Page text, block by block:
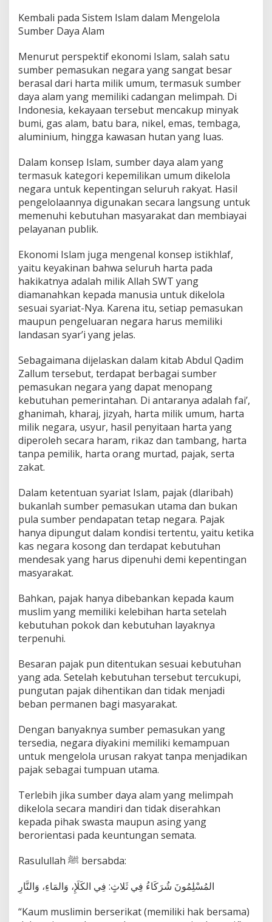
Kembali pada Sistem Islam dalam Mengelola
Sumber Daya Alam
Menurut perspektif ekonomi Islam, salah satu
sumber pemasukan negara yang sangat besar
berasal dari harta milik umum, termasuk sumber
daya alam yang memiliki cadangan melimpah. Di
Indonesia, kekayaan tersebut mencakup minyak
bumi, gas alam, batu bara, nikel, emas, tembaga,
aluminium, hingga kawasan hutan yang luas.
Dalam konsep Islam, sumber daya alam yang
termasuk kategori kepemilikan umum dikelola
negara untuk kepentingan seluruh rakyat. Hasil
pengelolaannya digunakan secara langsung untuk
memenuhi kebutuhan masyarakat dan membiayai
pelayanan publik.
Ekonomi Islam juga mengenal konsep istikhlaf,
yaitu keyakinan bahwa seluruh harta pada
hakikatnya adalah milik Allah SWT yang
diamanahkan kepada manusia untuk dikelola
sesuai syariat-Nya. Karena itu, setiap pemasukan
maupun pengeluaran negara harus memiliki
landasan syar’i yang jelas.
Sebagaimana dijelaskan dalam kitab Abdul Qadim
Zallum tersebut, terdapat berbagai sumber
pemasukan negara yang dapat menopang
kebutuhan pemerintahan. Di antaranya adalah fai’,
ghanimah, kharaj, jizyah, harta milik umum, harta
milik negara, usyur, hasil penyitaan harta yang
diperoleh secara haram, rikaz dan tambang, harta
tanpa pemilik, harta orang murtad, pajak, serta
zakat.
Dalam ketentuan syariat Islam, pajak (dlaribah)
bukanlah sumber pemasukan utama dan bukan
pula sumber pendapatan tetap negara. Pajak
hanya dipungut dalam kondisi tertentu, yaitu ketika
kas negara kosong dan terdapat kebutuhan
mendesak yang harus dipenuhi demi kepentingan
masyarakat.
Bahkan, pajak hanya dibebankan kepada kaum
muslim yang memiliki kelebihan harta setelah
kebutuhan pokok dan kebutuhan layaknya
terpenuhi.
Besaran pajak pun ditentukan sesuai kebutuhan
yang ada. Setelah kebutuhan tersebut tercukupi,
pungutan pajak dihentikan dan tidak menjadi
beban permanen bagi masyarakat.
Dengan banyaknya sumber pemasukan yang
tersedia, negara diyakini memiliki kemampuan
untuk mengelola urusan rakyat tanpa menjadikan
pajak sebagai tumpuan utama.
Terlebih jika sumber daya alam yang melimpah
dikelola secara mandiri dan tidak diserahkan
kepada pihak swasta maupun asing yang
berorientasi pada keuntungan semata.
Rasulullah ﷺ bersabda:
المُسْلِمُونَ شُرَكَاءُ فِي ثَلاثٍ: فِي الكَلَإِ، وَالمَاءِ، وَالنَّارِ
“Kaum muslimin berserikat (memiliki hak bersama)